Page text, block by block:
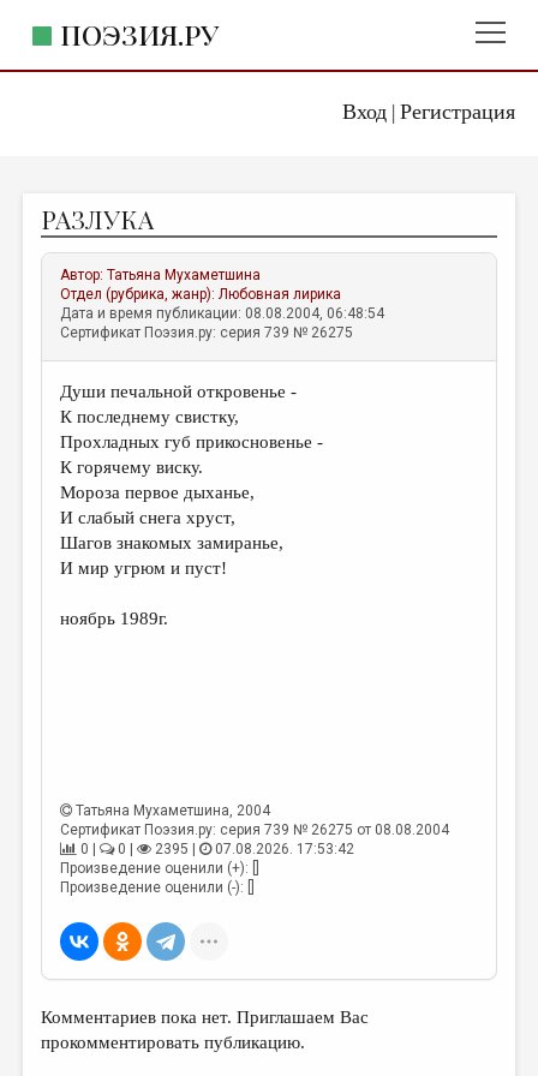
Вход| Регистрация
ПОЭЗИЯ.РУ
ЖАНРЫ
АВТОРЫ
КОММЕНТАРИИ
ЛИТСАЛОН
НОВОСТИ
ПРАВИЛА САЙТА
ОТДЕЛЫ И РУБРИКИ
ИЗБРАННОЕ
ДАЙДЖЕСТ
ПРОИЗВЕДЕНИЯ
ОБЗОР ЛИТЕРАТУРЫ
СТРАНИЦЫ ПАМЯТИ
КОЛОНКА РЕДАКТОРА
ОТ РЕДАКЦИИ
РАЗЛУКА
Автор:Татьяна Мухаметшина
Отдел (рубрика, жанр):Любовная лирика
Дата и время публикации: 08.08.2004, 06:48:54
Сертификат Поэзия.ру: серия 739 № 26275
Души печальной откровенье -
К последнему свистку,
Прохладных губ прикосновенье -
К горячему виску.
Мороза первое дыханье,
И слабый снега хруст,
Шагов знакомых замиранье,
И мир угрюм и пуст!
ноябрь 1989г.
Татьяна Мухаметшина, 2004
Сертификат Поэзия.ру: серия 739 № 26275 от 08.08.2004
0 |
0 | 2395 |
07.08.2026. 17:53:42
Произведение оценили (+): []
Произведение оценили (-): []
Комментариев пока нет. Приглашаем Вас
прокомментировать публикацию.